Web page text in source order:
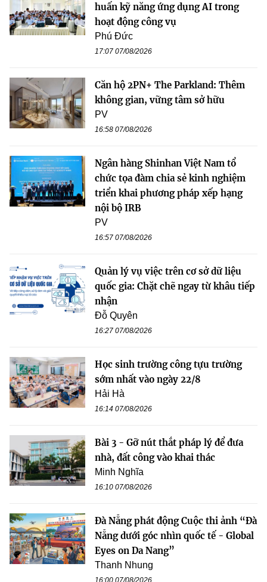
huấn kỹ năng ứng dụng AI trong
hoạt động công vụ
Phú Đức
17:07 07/08/2026
Căn hộ 2PN+ The Parkland: Thêm
không gian, vững tâm sở hữu
PV
16:58 07/08/2026
Ngân hàng Shinhan Việt Nam tổ
chức tọa đàm chia sẻ kinh nghiệm
triển khai phương pháp xếp hạng
nội bộ IRB
PV
16:57 07/08/2026
Quản lý vụ việc trên cơ sở dữ liệu
quốc gia: Chặt chẽ ngay từ khâu tiếp
nhận
Đỗ Quyên
16:27 07/08/2026
Học sinh trường công tựu trường
sớm nhất vào ngày 22/8
Hải Hà
16:14 07/08/2026
Bài 3 - Gỡ nút thắt pháp lý để đưa
nhà, đất công vào khai thác
Minh Nghĩa
16:10 07/08/2026
Đà Nẵng phát động Cuộc thi ảnh “Đà
Nẵng dưới góc nhìn quốc tế - Global
Eyes on Da Nang”
Thanh Nhung
16:00 07/08/2026